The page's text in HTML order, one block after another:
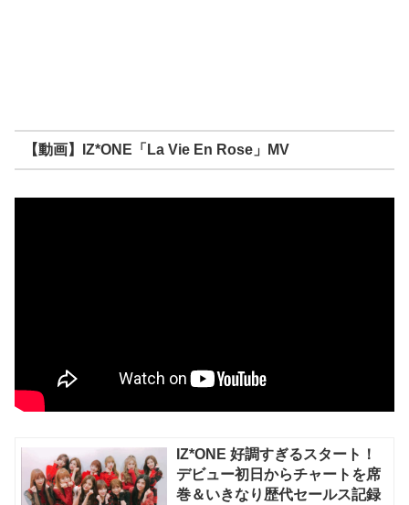
【動画】IZ*ONE「La Vie En Rose」MV
IZ*ONE 好調すぎるスタート！
デビュー初日からチャートを席
巻＆いきなり歴代セールス記録